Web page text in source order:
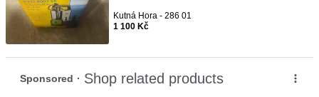
Kutná Hora - 286 01
1 100 Kč